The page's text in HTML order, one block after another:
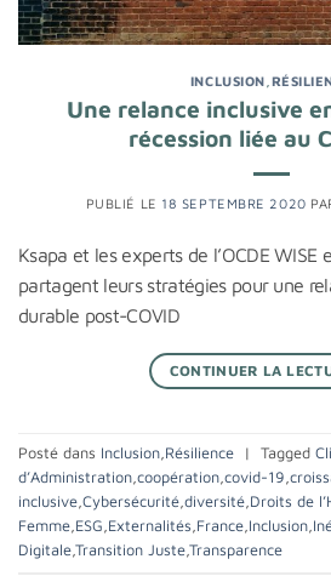
INCLUSION
Une relance inclusive
récession liée au
PUBLIÉ LE 18 SEPTEMBRE 2020
Ksapa et les experts de l’OCDE WISE
partagent leurs stratégies pour une
durable post-COVID
CONTINUER LA
Posté dans Inclusion Résilience | Tagged
d’Administration coopération covid-19
inclusive Cybersécurité diversité Droits de
Femme ESG Externalités France Inclusion
Digitale Transition Juste Transparence